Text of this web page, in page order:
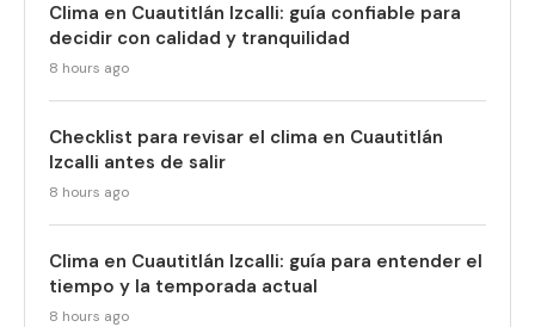
Clima en Cuautitlán Izcalli: guía confiable para
decidir con calidad y tranquilidad
8 hours ago
Checklist para revisar el clima en Cuautitlán
Izcalli antes de salir
8 hours ago
Clima en Cuautitlán Izcalli: guía para entender el
tiempo y la temporada actual
8 hours ago